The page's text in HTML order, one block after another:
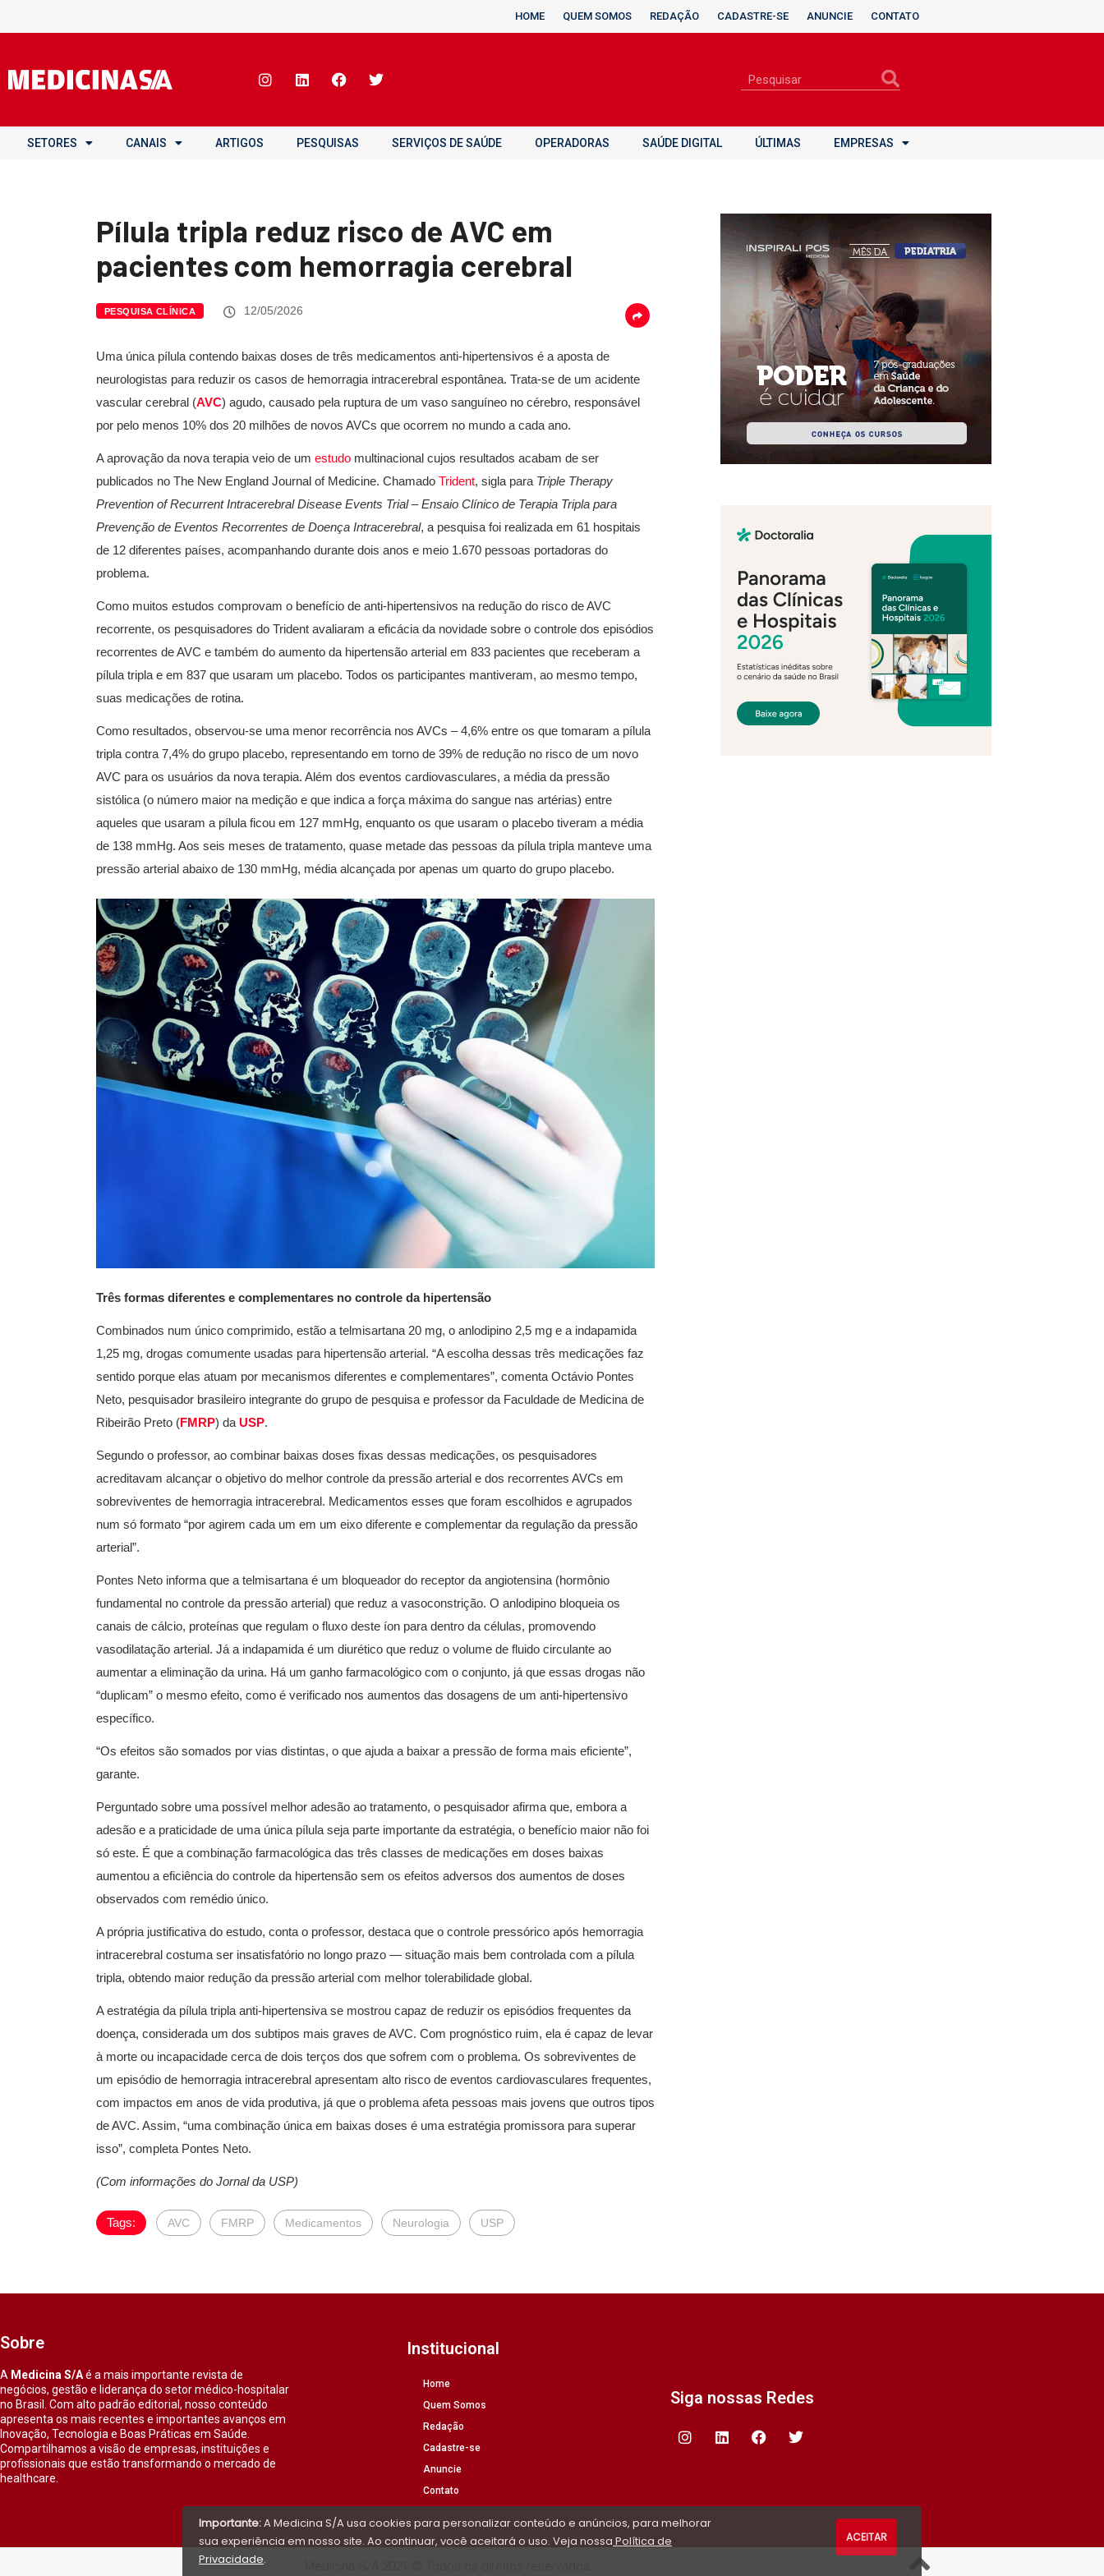
HOME QUEM SOMOS REDAÇÃO CADASTRE-SE ANUNCIE CONTATO
SETORES CANAIS ARTIGOS PESQUISAS SERVIÇOS DE SAÚDE OPERADORAS SAÚDE DIGITAL ÚLTIMAS EMPRESAS
Pílula tripla reduz risco de AVC em
pacientes com hemorragia cerebral
PESQUISA CLÍNICA 12/05/2026
Uma única pílula contendo baixas doses de três medicamentos anti-hipertensivos é a aposta de
neurologistas para reduzir os casos de hemorragia intracerebral espontânea. Trata-se de um acidente
vascular cerebral (AVC) agudo, causado pela ruptura de um vaso sanguíneo no cérebro, responsável
por pelo menos 10% dos 20 milhões de novos AVCs que ocorrem no mundo a cada ano.
A aprovação da nova terapia veio de um estudo multinacional cujos resultados acabam de ser
publicados no The New England Journal of Medicine. Chamado Trident, sigla para Triple Therapy
Prevention of Recurrent Intracerebral Disease Events Trial – Ensaio Clínico de Terapia Tripla para
Prevenção de Eventos Recorrentes de Doença Intracerebral, a pesquisa foi realizada em 61 hospitais
de 12 diferentes países, acompanhando durante dois anos e meio 1.670 pessoas portadoras do
problema.
Como muitos estudos comprovam o benefício de anti-hipertensivos na redução do risco de AVC
recorrente, os pesquisadores do Trident avaliaram a eficácia da novidade sobre o controle dos episódios
recorrentes de AVC e também do aumento da hipertensão arterial em 833 pacientes que receberam a
pílula tripla e em 837 que usaram um placebo. Todos os participantes mantiveram, ao mesmo tempo,
suas medicações de rotina.
Como resultados, observou-se uma menor recorrência nos AVCs – 4,6% entre os que tomaram a pílula
tripla contra 7,4% do grupo placebo, representando em torno de 39% de redução no risco de um novo
AVC para os usuários da nova terapia. Além dos eventos cardiovasculares, a média da pressão
sistólica (o número maior na medição e que indica a força máxima do sangue nas artérias) entre
aqueles que usaram a pílula ficou em 127 mmHg, enquanto os que usaram o placebo tiveram a média
de 138 mmHg. Aos seis meses de tratamento, quase metade das pessoas da pílula tripla manteve uma
pressão arterial abaixo de 130 mmHg, média alcançada por apenas um quarto do grupo placebo.
Três formas diferentes e complementares no controle da hipertensão
Combinados num único comprimido, estão a telmisartana 20 mg, o anlodipino 2,5 mg e a indapamida
1,25 mg, drogas comumente usadas para hipertensão arterial. “A escolha dessas três medicações faz
sentido porque elas atuam por mecanismos diferentes e complementares”, comenta Octávio Pontes
Neto, pesquisador brasileiro integrante do grupo de pesquisa e professor da Faculdade de Medicina de
Ribeirão Preto (FMRP) daUSP.
Segundo o professor, ao combinar baixas doses fixas dessas medicações, os pesquisadores
acreditavam alcançar o objetivo do melhor controle da pressão arterial e dos recorrentes AVCs em
sobreviventes de hemorragia intracerebral. Medicamentos esses que foram escolhidos e agrupados
num só formato “por agirem cada um em um eixo diferente e complementar da regulação da pressão
arterial”.
Pontes Neto informa que a telmisartana é um bloqueador do receptor da angiotensina (hormônio
fundamental no controle da pressão arterial) que reduz a vasoconstrição. O anlodipino bloqueia os
canais de cálcio, proteínas que regulam o fluxo deste íon para dentro da células, promovendo
vasodilatação arterial. Já a indapamida é um diurético que reduz o volume de fluido circulante ao
aumentar a eliminação da urina. Há um ganho farmacológico com o conjunto, já que essas drogas não
“duplicam” o mesmo efeito, como é verificado nos aumentos das dosagens de um anti-hipertensivo
específico.
“Os efeitos são somados por vias distintas, o que ajuda a baixar a pressão de forma mais eficiente”,
garante.
Perguntado sobre uma possível melhor adesão ao tratamento, o pesquisador afirma que, embora a
adesão e a praticidade de uma única pílula seja parte importante da estratégia, o benefício maior não foi
só este. É que a combinação farmacológica das três classes de medicações em doses baixas
aumentou a eficiência do controle da hipertensão sem os efeitos adversos dos aumentos de doses
observados com remédio único.
A própria justificativa do estudo, conta o professor, destaca que o controle pressórico após hemorragia
intracerebral costuma ser insatisfatório no longo prazo — situação mais bem controlada com a pílula
tripla, obtendo maior redução da pressão arterial com melhor tolerabilidade global.
A estratégia da pílula tripla anti-hipertensiva se mostrou capaz de reduzir os episódios frequentes da
doença, considerada um dos subtipos mais graves de AVC. Com prognóstico ruim, ela é capaz de levar
à morte ou incapacidade cerca de dois terços dos que sofrem com o problema. Os sobreviventes de
um episódio de hemorragia intracerebral apresentam alto risco de eventos cardiovasculares frequentes,
com impactos em anos de vida produtiva, já que o problema afeta pessoas mais jovens que outros tipos
de AVC. Assim, “uma combinação única em baixas doses é uma estratégia promissora para superar
isso”, completa Pontes Neto.
(Com informações do Jornal da USP)
Tags: AVC FMRP Medicamentos Neurologia USP
Sobre
A Medicina S/Aé a mais importante revista de
negócios, gestão e liderança do setor médico-hospitalar
no Brasil. Com alto padrão editorial, nosso conteúdo
apresenta os mais recentes e importantes avanços em
Inovação, Tecnologia e Boas Práticas em Saúde.
Compartilhamos a visão de empresas, instituições e
profissionais que estão transformando o mercado de
healthcare.
Institucional
Home
Quem Somos
Redação
Cadastre-se
Anuncie
Contato
Siga nossas Redes
Importante:A Medicina S/A usa cookies para personalizar conteúdo e anúncios, para melhorar
sua experiência em nosso site. Ao continuar, você aceitará o uso. Veja nossa Política de
Privacidade.
ACEITAR